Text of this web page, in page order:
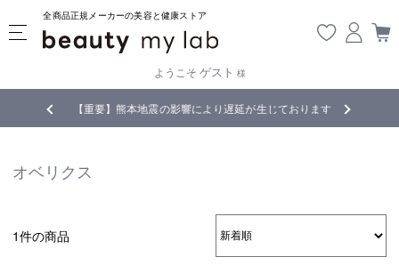
全商品正規メーカーの美容と健康ストア
ようこそ ゲスト 様
【重要】熊本地震の影響により遅延が生じております
オベリクス
1件の商品